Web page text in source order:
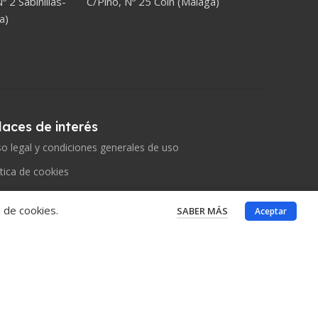
de interés
legal y condiciones generales de uso
de cookies
achedosol
cookies. SABER MÁS Aceptar